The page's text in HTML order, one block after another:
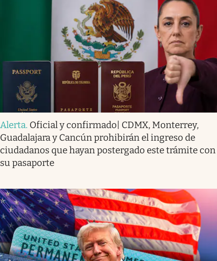
Alerta. Oficial y confirmado| CDMX, Monterrey,
Guadalajara y Cancún prohibirán el ingreso de
ciudadanos que hayan postergado este trámite con
su pasaporte